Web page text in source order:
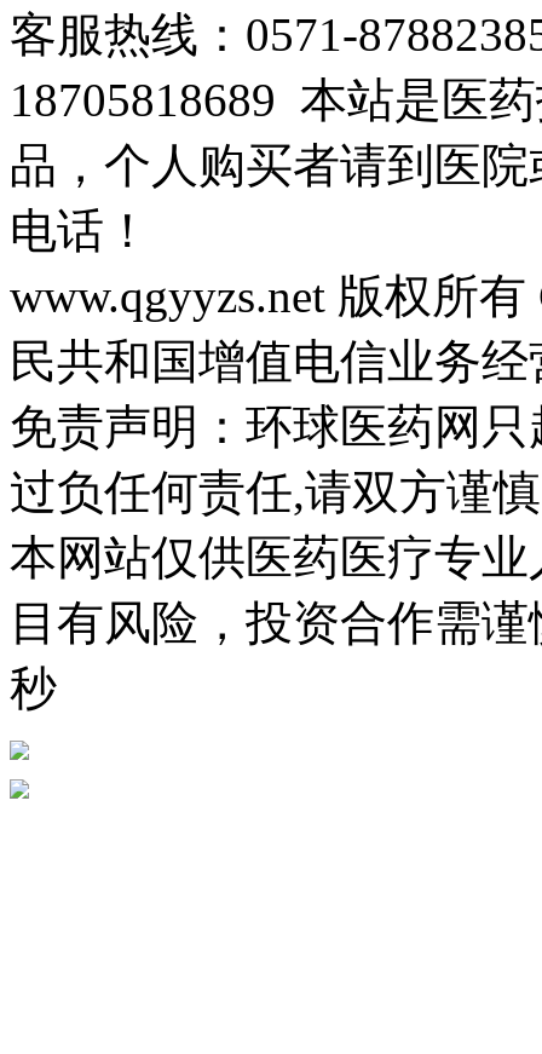
客服热线：0571-
18705818689 本站是医
品，个人购买者请到医
电话！
www.qgyyzs.net 版权所
民共和国增值电信业务
免责声明：环球医药网
过负任何责任,请双方谨
本网站仅供医药医疗专
目有风险，投资合作需
秒